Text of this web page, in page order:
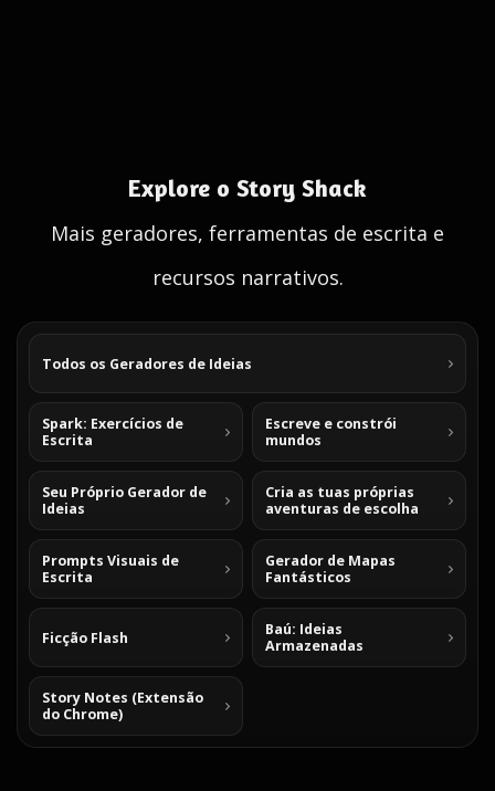
Explore o Story Shack
Mais geradores, ferramentas de escrita e
recursos narrativos.
Todos os Geradores de Ideias
Spark: Exercícios de
Escrita
Escreve e constrói
mundos
Seu Próprio Gerador de
Ideias
Cria as tuas próprias
aventuras de escolha
Prompts Visuais de
Escrita
Gerador de Mapas
Fantásticos
Ficção Flash
Baú: Ideias
Armazenadas
Story Notes (Extensão
do Chrome)